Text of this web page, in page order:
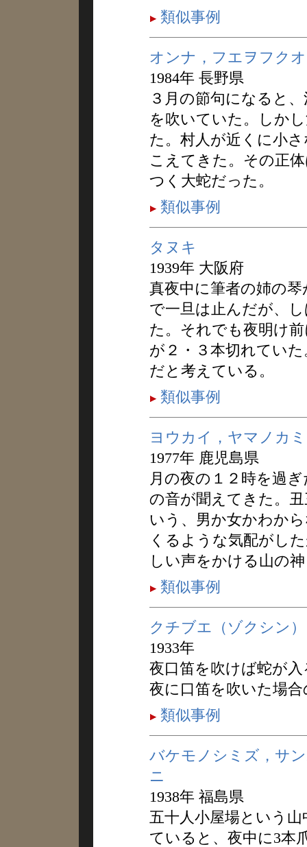
類似事例
オンナ，フエヲフク
1984年 長野県
３月の節句になると
を吹いていた。しか
た。村人が近くに小
こえてきた。その正
つく大蛇だった。
類似事例
タヌキ
1939年 大阪府
真夜中に筆者の姉の
で一旦は止んだが、
た。それでも夜明け
が２・３本切れてい
だと考えている。
類似事例
ヨウカイ，ヤマノカ
1977年 鹿児島県
月の夜の１２時を過
の音が聞えてきた。
いう、男か女かわか
くるような気配がし
しい声をかける山の
類似事例
クチブエ（ゾクシン）
1933年
夜口笛を吹けば蛇が
夜に口笛を吹いた場合
類似事例
バケモノシミズ，サ
ニ
1938年 福島県
五十人小屋場という
ていると、夜中に3本